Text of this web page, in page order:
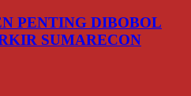
PENTING DIBOBOL
SUMARECON